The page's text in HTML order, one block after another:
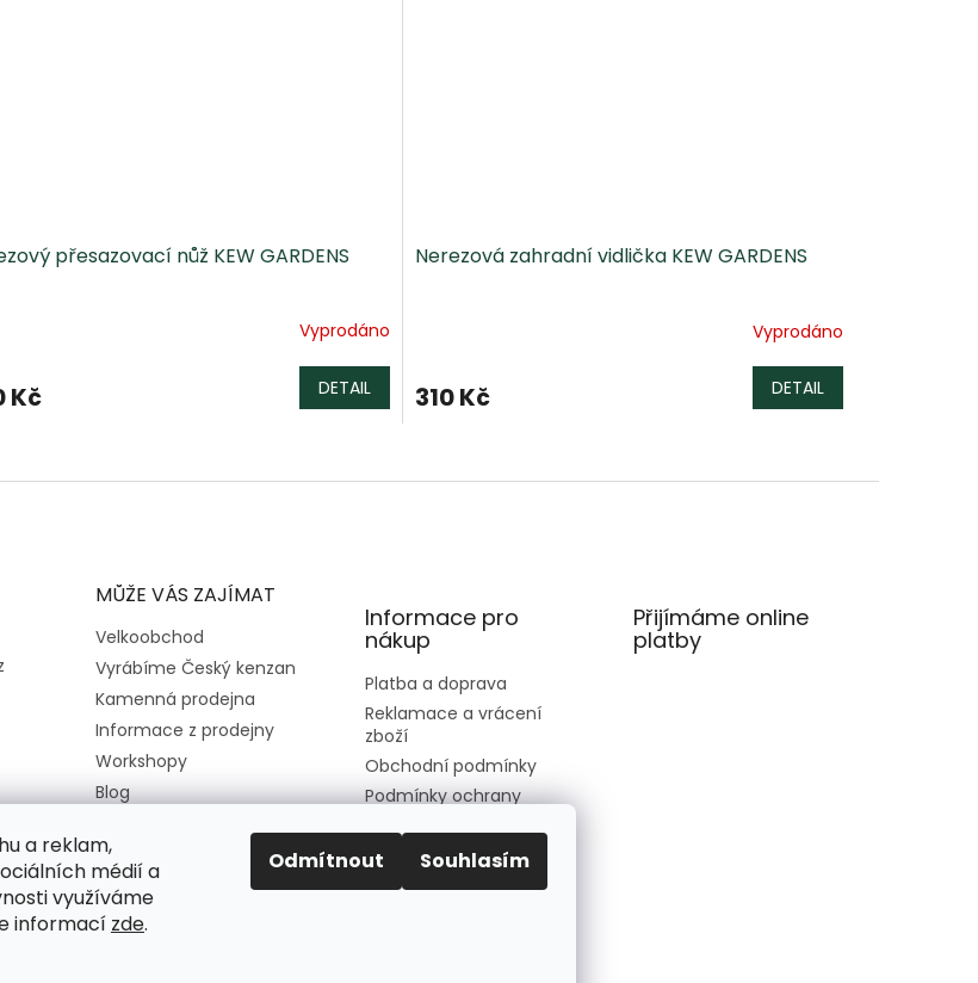
a reklam,
médií a
využíváme
informací zde.
Odmítnout Souhlasím
přesazovací nůž KEW GARDENS
Vyprodáno
Kč DETAIL
Nerezová zahradní vidlička KEW GARDENS
Vyprodáno
310 Kč DETAIL
v
c
p
r
v
k
y
v
ý
p
MŮŽE VÁS ZAJÍMAT
Velkoobchod
Vyrábíme Český kenzan
Kamenná prodejna
Informace z prodejny
Workshopy
Blog
O nás
Informace pro
nákup
Platba a doprava
Reklamace a vrácení
zboží
Obchodní podmínky
Podmínky ochrany
Moje objednávka
Přijímáme online
platby